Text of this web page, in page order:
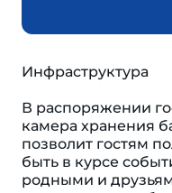
Инфраструктура
В распоряжении
камера хранения
позволит гостям
быть в курсе
родными и